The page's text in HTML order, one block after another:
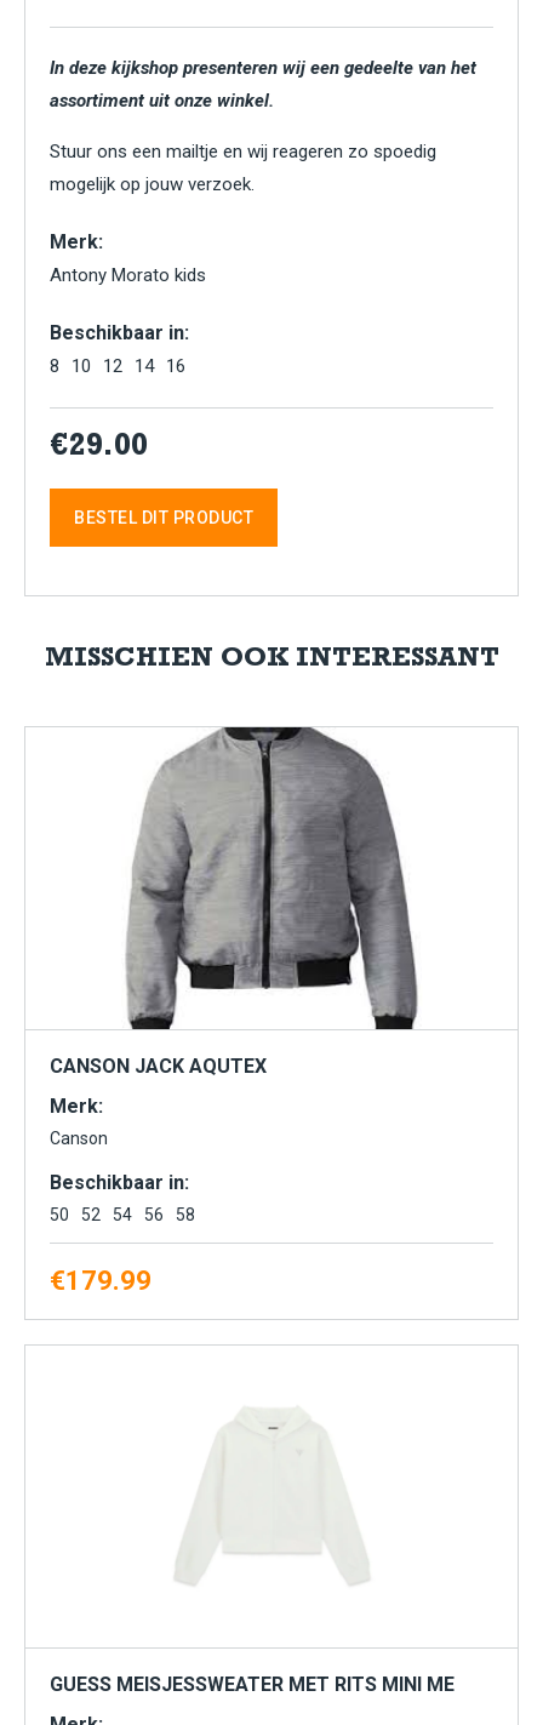
In deze kijkshop presenteren wij een gedeelte van het
assortiment uit onze winkel.
Stuur ons een mailtje en wij reageren zo spoedig
mogelijk op jouw verzoek.
Merk:
Antony Morato kids
Beschikbaar in:
8 10 12 14 16
€29.00
BESTEL DIT PRODUCT
MISSCHIEN OOK INTERESSANT
CANSON JACK AQUTEX
Merk:
Canson
Beschikbaar in:
50 52 54 56 58
€179.99
GUESS MEISJESSWEATER MET RITS MINI ME